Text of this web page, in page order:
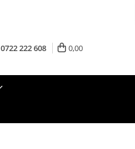
0722 222 608 0,00